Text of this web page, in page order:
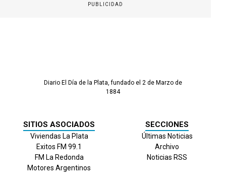
PUBLICIDAD
Diario El Día de la Plata, fundado el 2 de Marzo de
1884
SITIOS ASOCIADOS
Viviendas La Plata
Exitos FM 99.1
FM La Redonda
Motores Argentinos
SECCIONES
Últimas Noticias
Archivo
Noticias RSS